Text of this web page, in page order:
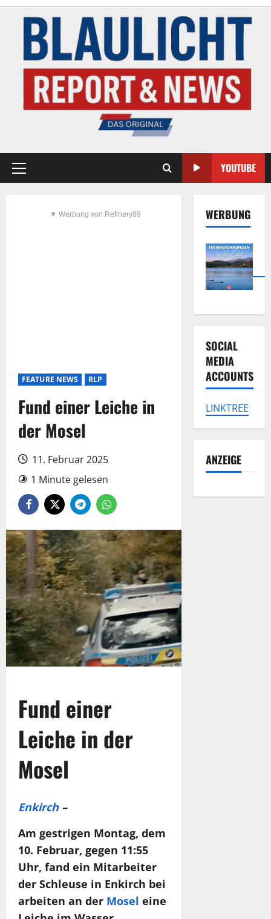
YOUTUBE
▼ Werbung von Refinery89
FEATURE NEWS RLP
Fund einer Leiche in
der Mosel
11. Februar 2025
1 Minute gelesen
Fund einer
Leiche in der
Mosel
Enkirch–
Am gestrigen Montag, dem
10. Februar, gegen 11:55
Uhr, fand ein Mitarbeiter
der Schleuse in Enkirch bei
arbeiten an der Mosel eine
WERBUNG
SOCIAL
MEDIA
ACCOUNTS
LINKTREE
ANZEIGE